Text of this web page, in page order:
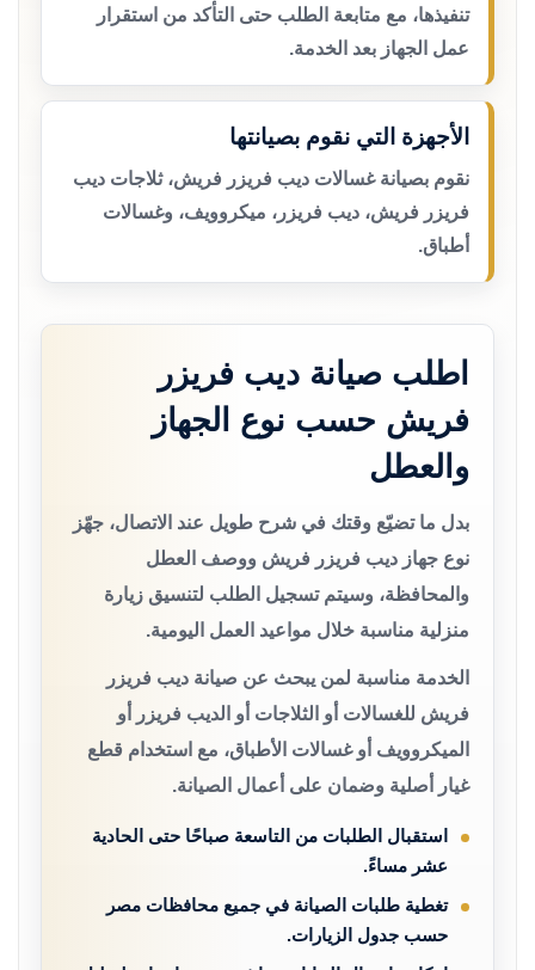
تنفيذها، مع متابعة الطلب حتى التأكد من استقرار
عمل الجهاز بعد الخدمة.
الأجهزة التي نقوم بصيانتها
نقوم بصيانة غسالات ديب فريزر فريش، ثلاجات ديب
فريزر فريش، ديب فريزر، ميكروويف، وغسالات
أطباق.
اطلب صيانة ديب فريزر
فريش حسب نوع الجهاز
والعطل
بدل ما تضيّع وقتك في شرح طويل عند الاتصال، جهّز
نوع جهاز ديب فريزر فريش ووصف العطل
والمحافظة، وسيتم تسجيل الطلب لتنسيق زيارة
منزلية مناسبة خلال مواعيد العمل اليومية.
الخدمة مناسبة لمن يبحث عن صيانة ديب فريزر
فريش للغسالات أو الثلاجات أو الديب فريزر أو
الميكروويف أو غسالات الأطباق، مع استخدام قطع
غيار أصلية وضمان على أعمال الصيانة.
استقبال الطلبات من التاسعة صباحًا حتى الحادية
عشر مساءً.
تغطية طلبات الصيانة في جميع محافظات مصر
حسب جدول الزيارات.